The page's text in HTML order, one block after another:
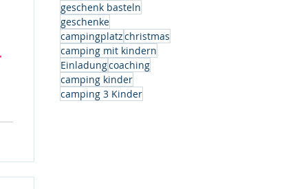
geschenk basteln
geschenke
campingplatzchristmas
camping mit kindern
Einladungcoaching
camping kinder
camping 3 Kinder